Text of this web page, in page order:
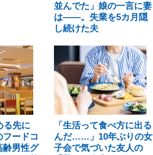
並んでた」娘の一言に妻
は――。失業を5カ月隠
し続けた夫
る先に
ードコ
齢男性グ
「生活って食べ方に出る
んだ……」10年ぶりの女
子会で気づいた友人の